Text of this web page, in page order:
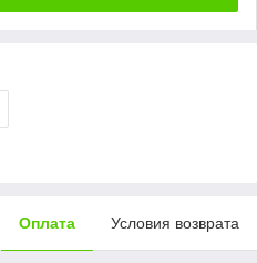
Оплата Условия возврата